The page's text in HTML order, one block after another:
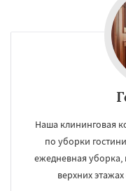
Наша клининговая
по уборки
ежедневная уборка,
верхних